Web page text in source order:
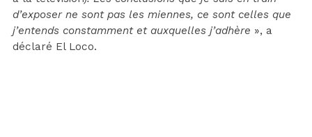
d’exposer ne sont pas les miennes, ce sont celles que
j’entends constamment et auxquelles j’adhère », a
déclaré El Loco.